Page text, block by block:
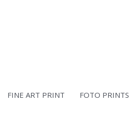
FINE ART PRINT FOTO PRINTS